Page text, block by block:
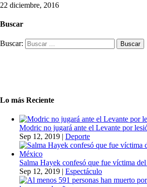
22 diciembre, 2016
Buscar
Buscar:
Lo más Reciente
Modric no jugará ante el Levante por
Sep 12, 2019 | Deporte
Salma Hayek confesó que fue víctima
Sep 12, 2019 | Espectáculo